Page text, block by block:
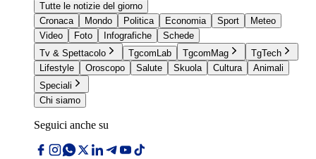
Tutte le notizie del giorno
Cronaca
Mondo Politica Economia Sport
Meteo
Video
Foto Infografiche
Schede
Tv & Spettacolo
TgcomLab TgcomMag
TgTech
Lifestyle
Oroscopo Salute Skuola Cultura
Animali
Speciali
Chi siamo
Seguici anche su